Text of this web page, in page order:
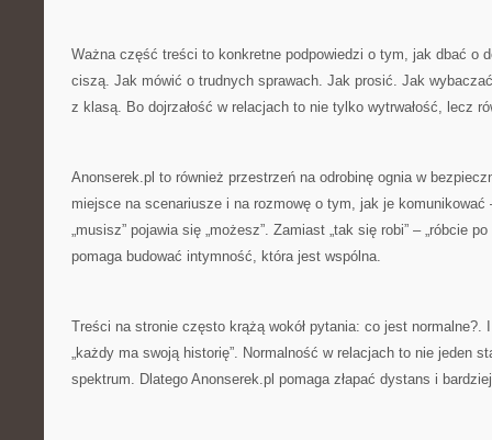
Ważna część treści to konkretne podpowiedzi o tym, jak dbać o
ciszą. Jak mówić o trudnych sprawach. Jak prosić. Jak
z klasą. Bo dojrzałość w relacjach to nie tylko wytrwałość, lecz
Anonserek.pl to również przestrzeń na odrobinę ognia w
miejsce na scenariusze i na rozmowę o tym, jak je komunikować
„musisz” pojawia się „możesz”. Zamiast „tak się robi” – „róbcie
pomaga budować intymność, która jest wspólna.
Treści na stronie często krążą wokół pytania: co jest normalne?.
„każdy ma swoją historię”. Normalność w relacjach to nie jeden
spektrum. Dlatego Anonserek.pl pomaga złapać dystans i